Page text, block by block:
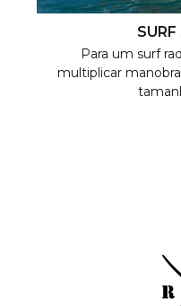
Para um surf
multiplicar